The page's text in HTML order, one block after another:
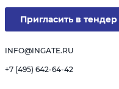
Пригласить в тендер
INFO@INGATE.RU
+7 (495) 642-64-42